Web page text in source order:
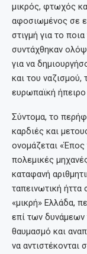
μικρός, φτωχός
αφοσιωμένος σε
στιγμή για το
συντάχθηκαν
για να
και του ναζισμού,
ευρωπαϊκή
Σύντομα, το
καρδιές και
ονομάζεται
πολεμικές
καταφανή
ταπεινωτική ήττα
«μικρή» Ελλάδα,
επί των δυνάμεων
θαυμασμό και
να αντιστέκονται